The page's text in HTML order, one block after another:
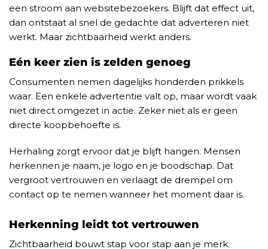
een stroom aan websitebezoekers. Blijft dat effect uit,
dan ontstaat al snel de gedachte dat adverteren niet
werkt. Maar zichtbaarheid werkt anders.
Eén keer zien is zelden genoeg
Consumenten nemen dagelijks honderden prikkels
waar. Een enkele advertentie valt op, maar wordt vaak
niet direct omgezet in actie. Zeker niet als er geen
directe koopbehoefte is.
Herhaling zorgt ervoor dat je blijft hangen. Mensen
herkennen je naam, je logo en je boodschap. Dat
vergroot vertrouwen en verlaagt de drempel om
contact op te nemen wanneer het moment daar is.
Herkenning leidt tot vertrouwen
Zichtbaarheid bouwt stap voor stap aan je merk.